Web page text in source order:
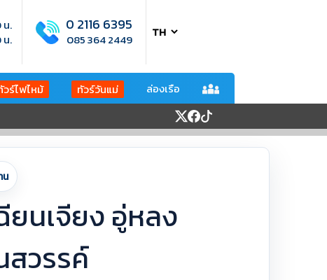
น.
น.
0 2116 6395
085 364 2449
วร์ไฟไหม้ ทัวร์วันแม่ ล่องเรือ
น
ยนเจียง อู่หลง
วรรค์